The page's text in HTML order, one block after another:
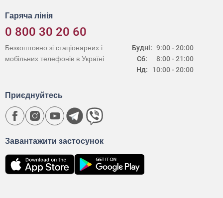
Гаряча лінія
0 800 30 20 60
Будні:
Сб:
Нд:
9:00 - 20:00
8:00 - 21:00
10:00 - 20:00
Безкоштовно зі стаціонарних і
мобільних телефонів в Україні
Завантажити застосунок
Приєднуйтесь